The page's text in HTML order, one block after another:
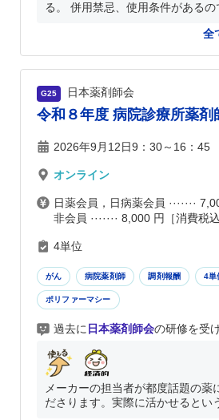
る。 併用禁忌、使用条件があるの
全
G25 日本薬剤師会
令和８年度 病院診療所薬剤
2026年9月12日9：30～16：45
オンライン
日薬会員，日病薬会員 ·······
非会員 ······· 8,000 円［消費税込
4単位
がん 病院薬剤師 調剤報酬 4単
ポリファーマシー
過去に 日本薬剤師会の研修を受
メーカーの担当者が都度話題の薬
ださります。実際に活かせるとい